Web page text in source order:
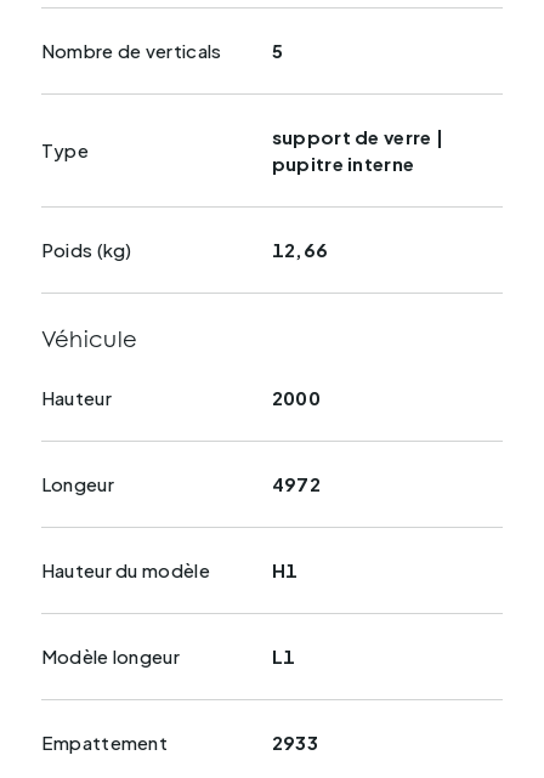
Nombre de verticals 5
Type
support de verre |
pupitre interne
Poids (kg) 12,66
Véhicule
Hauteur 2000
Longeur 4972
Hauteur du modèle H1
Modèle longeur L1
Empattement 2933